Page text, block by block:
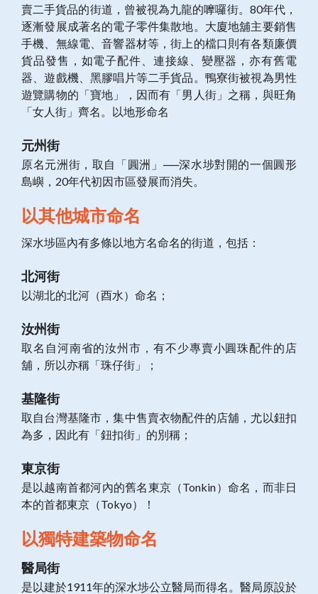
賣二手貨品的街道，曾被視為九龍的嚤囉街。80年代，
逐漸發展成著名的電子零件集散地。大廈地舖主要銷售
手機、無線電、音響器材等，街上的檔口則有各類廉價
貨品發售，如電子配件、連接線、變壓器，亦有舊電
器、遊戲機、黑膠唱片等二手貨品。鴨寮街被視為男性
遊覽購物的「寶地」，因而有「男人街」之稱，與旺角
「女人街」齊名。以地形命名
元州街
原名元洲街，取自「圓洲」──深水埗對開的一個圓形
島嶼，20年代初因市區發展而消失。
以其他城市命名
深水埗區內有多條以地方名命名的街道，包括：
北河街
以湖北的北河（酉水）命名；
汝州街
取名自河南省的汝州市，有不少專賣小圓珠配件的店
舖，所以亦稱「珠仔街」；
基隆街
取自台灣基隆市，集中售賣衣物配件的店舖，尤以鈕扣
為多，因此有「鈕扣街」的別稱；
東京街
是以越南首都河內的舊名東京（Tonkin）命名，而非日
本的首都東京（Tokyo）！
以獨特建築物命名
醫局街
是以建於1911年的深水埗公立醫局而得名。醫局原設於